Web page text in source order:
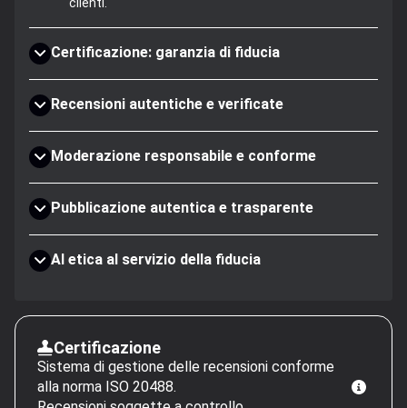
Certificazione: garanzia di fiducia
Recensioni autentiche e verificate
Moderazione responsabile e conforme
Pubblicazione autentica e trasparente
AI etica al servizio della fiducia
Certificazione
Sistema di gestione delle recensioni conforme
alla norma ISO 20488.